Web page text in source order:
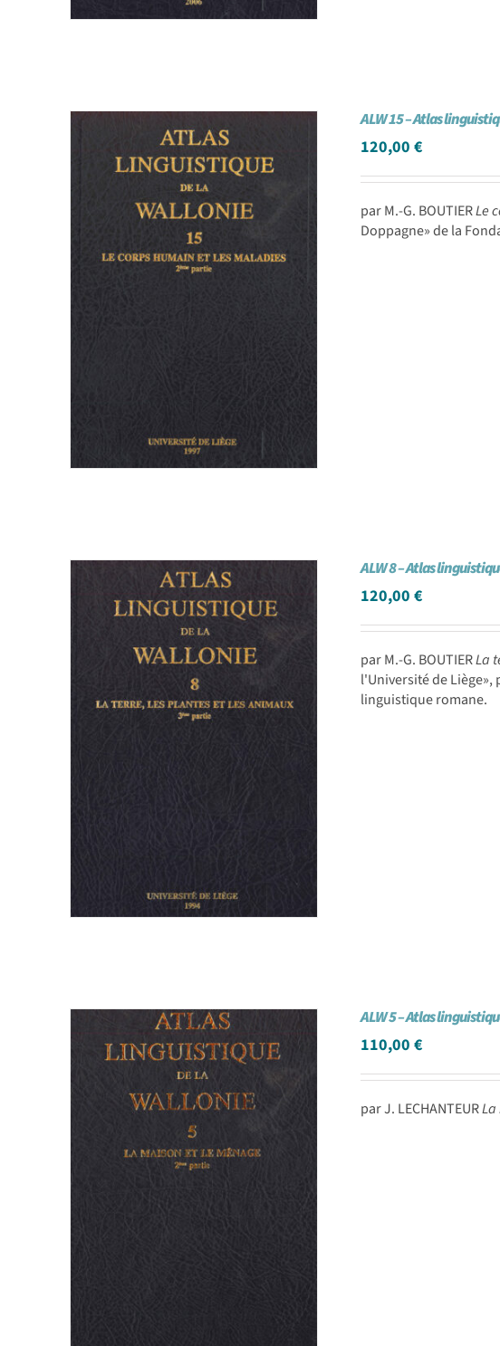
ALW 15 – Atlas
120,00€
par M.-G. BOUTIERLe
Doppagne» de la
ALW 8 – Atlas
120,00€
par M.-G. BOUTIERLa
l'Université de Liège»,
linguistique romane.
ALW 5 – Atlas
110,00€
par J. LECHANTEUR